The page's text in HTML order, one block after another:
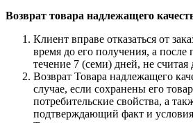
Возврат товара надлежащего
Клиент вправе отказаться от
время до его получения, а после
течение 7 (семи) дней, не считая
Возврат Товара надлежащего
случае, если сохранены его
потребительские свойства, а
подтверждающий факт и